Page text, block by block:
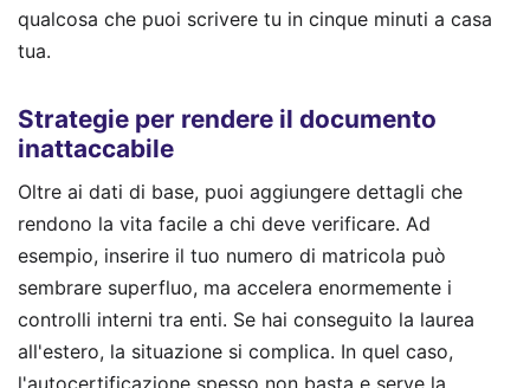
qualcosa che puoi scrivere tu in cinque minuti a casa
tua.
Strategie per rendere il documento
inattaccabile
Oltre ai dati di base, puoi aggiungere dettagli che
rendono la vita facile a chi deve verificare. Ad
esempio, inserire il tuo numero di matricola può
sembrare superfluo, ma accelera enormemente i
controlli interni tra enti. Se hai conseguito la laurea
all'estero, la situazione si complica. In quel caso,
l'autocertificazione spesso non basta e serve la